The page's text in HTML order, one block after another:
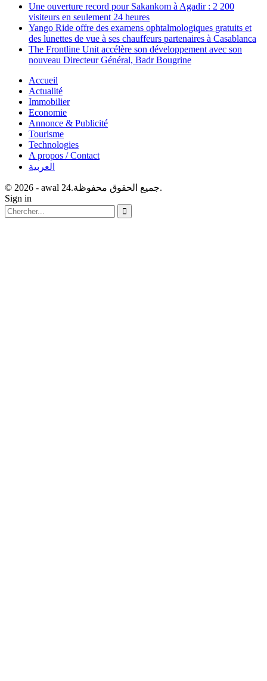
Une ouverture record pour Sakankom à Agadir : 2 200
visiteurs en seulement 24 heures
Yango Ride offre des examens ophtalmologiques gratuits et
des lunettes de vue à ses chauffeurs partenaires à Casablanca
The Frontline Unit accélère son développement avec son
nouveau Directeur Général, Badr Bougrine
Accueil
Actualité
Immobilier
Economie
Annonce & Publicité
Tourisme
Technologies
A propos / Contact
العربية
© 2026 - awal 24.جميع الحقوق محفوظة.
Sign in